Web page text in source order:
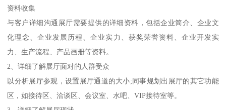
资料收集
与客户详细沟通展厅需要提供的详细资料，包括企业简介、企业文
化理念、企业发展历程、企业实力、获奖荣誉资料、企业开发实
力、生产流程、产品画册等资料。
2、详细了解展厅面对的人群受众
以分析展厅参观，设置展厅通道的大小;同事规划出展厅的其它功能
区，如接待区、洽谈区、会议室、水吧、VIP接待室等。